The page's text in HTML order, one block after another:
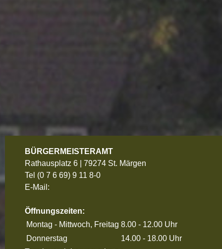
BÜRGERMEISTERAMT
Rathausplatz 6 | 79274 St. Märgen
Tel (0 7 6 69) 9 11 8-0
E-Mail:
Öffnungszeiten:
Montag - Mittwoch, Freitag 8.00 - 12.00 Uhr
Donnerstag
14.00 - 18.00 Uhr